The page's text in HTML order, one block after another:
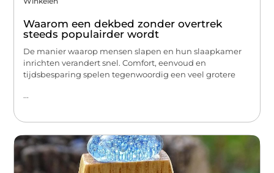
Waarom een dekbed zonder overtrek
steeds populairder wordt
De manier waarop mensen slapen en hun slaapkamer
inrichten verandert snel. Comfort, eenvoud en
tijdsbesparing spelen tegenwoordig een veel grotere
...